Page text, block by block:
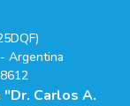
Argentina
Carlos A.